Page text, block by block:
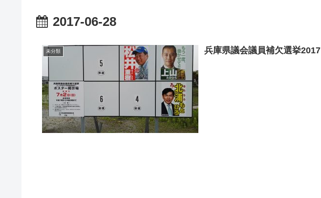
2017-06-28
未分類 兵庫県議会議員補欠選挙2017